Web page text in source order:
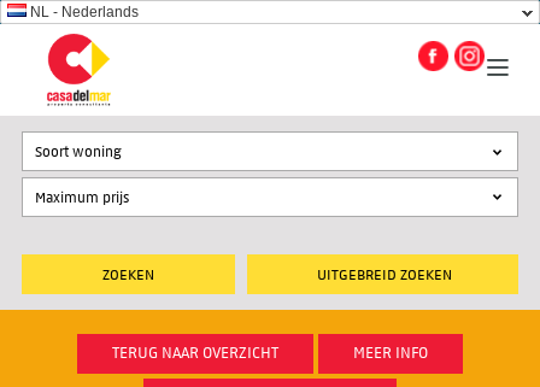
NL - Nederlands
UITGEBREID ZOEKEN
Soort woning
TERUG NAAR OVERZICHT MEER INFO